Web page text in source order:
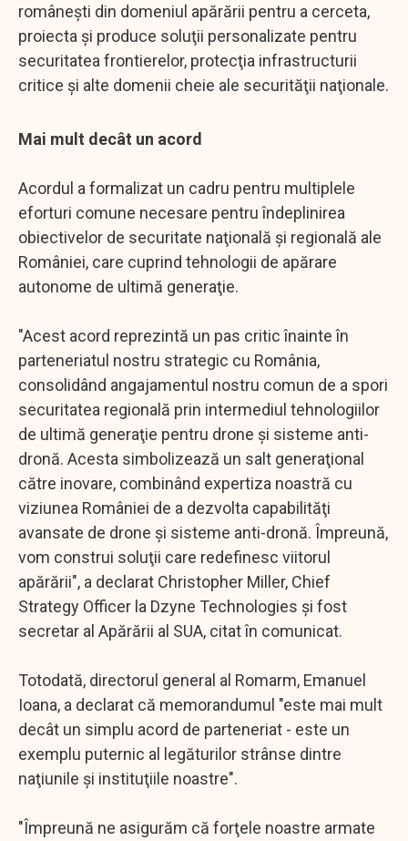
româneşti din domeniul apărării pentru a cerceta,
proiecta şi produce soluţii personalizate pentru
securitatea frontierelor, protecţia infrastructurii
critice şi alte domenii cheie ale securităţii naţionale.
Mai mult decât un acord
Acordul a formalizat un cadru pentru multiplele
eforturi comune necesare pentru îndeplinirea
obiectivelor de securitate naţională şi regională ale
României, care cuprind tehnologii de apărare
autonome de ultimă generaţie.
"Acest acord reprezintă un pas critic înainte în
parteneriatul nostru strategic cu România,
consolidând angajamentul nostru comun de a spori
securitatea regională prin intermediul tehnologiilor
de ultimă generaţie pentru drone şi sisteme anti-
dronă. Acesta simbolizează un salt generaţional
către inovare, combinând expertiza noastră cu
viziunea României de a dezvolta capabilităţi
avansate de drone şi sisteme anti-dronă. Împreună,
vom construi soluţii care redefinesc viitorul
apărării", a declarat Christopher Miller, Chief
Strategy Officer la Dzyne Technologies şi fost
secretar al Apărării al SUA, citat în comunicat.
Totodată, directorul general al Romarm, Emanuel
Ioana, a declarat că memorandumul "este mai mult
decât un simplu acord de parteneriat - este un
exemplu puternic al legăturilor strânse dintre
naţiunile şi instituţiile noastre".
"Împreună ne asigurăm că forţele noastre armate